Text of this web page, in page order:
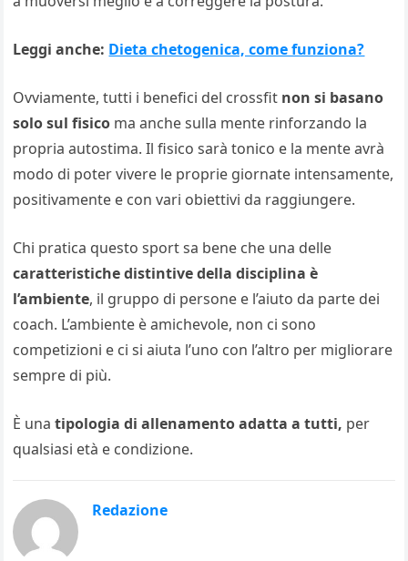
Leggi anche: Dieta chetogenica, come funziona?
Ovviamente, tutti i benefici del crossfit non si basano
solo sul fisico ma anche sulla mente rinforzando la
propria autostima. Il fisico sarà tonico e la mente avrà
modo di poter vivere le proprie giornate intensamente,
positivamente e con vari obiettivi da raggiungere.
Chi pratica questo sport sa bene che una delle
caratteristiche distintive della disciplina è
l’ambiente, il gruppo di persone e l’aiuto da parte dei
coach. L’ambiente è amichevole, non ci sono
competizioni e ci si aiuta l’uno con l’altro per migliorare
sempre di più.
È unatipologia di allenamento adatta a tutti, per
qualsiasi età e condizione.
Redazione